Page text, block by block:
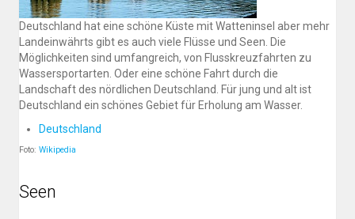
Deutschland hat eine schöne Küste mit Watteninsel aber mehr
Landeinwährts gibt es auch viele Flüsse und Seen. Die
Möglichkeiten sind umfangreich, von Flusskreuzfahrten zu
Wassersportarten. Oder eine schöne Fahrt durch die
Landschaft des nördlichen Deutschland. Für jung und alt ist
Deutschland ein schönes Gebiet für Erholung am Wasser.
Deutschland
Foto: Wikipedia
Seen